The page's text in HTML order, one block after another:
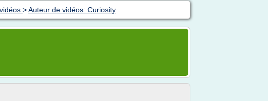
>Auteur de vidéos: Curiosity